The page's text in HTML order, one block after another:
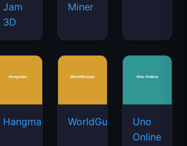
Jam
3D
Miner
Hangman WorldGuessr
Uno
Online